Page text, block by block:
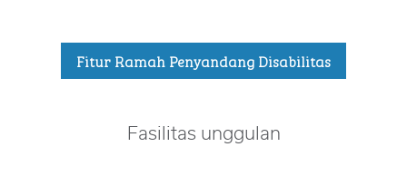
Fitur Ramah Penyandang Disabilitas
Fasilitas unggulan
PUSAT KEBUGARAN